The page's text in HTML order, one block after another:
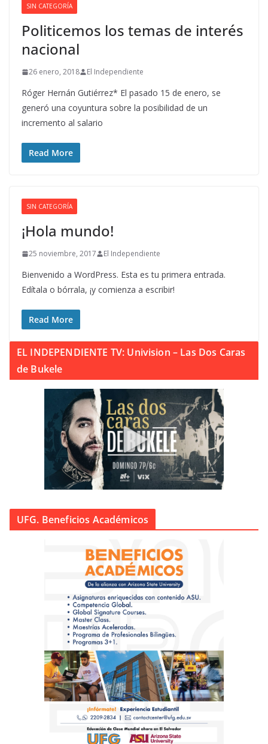
SIN CATEGORÍA
Politicemos los temas de interés
nacional
26 enero, 2018 El Independiente
Róger Hernán Gutiérrez* El pasado 15 de enero, se
generó una coyuntura sobre la posibilidad de un
incremento al salario
Read More
SIN CATEGORÍA
¡Hola mundo!
25 noviembre, 2017 El Independiente
Bienvenido a WordPress. Esta es tu primera entrada.
Edítala o bórrala, ¡y comienza a escribir!
Read More
EL INDEPENDIENTE TV: Univision – Las Dos Caras
de Bukele
UFG. Beneficios Académicos